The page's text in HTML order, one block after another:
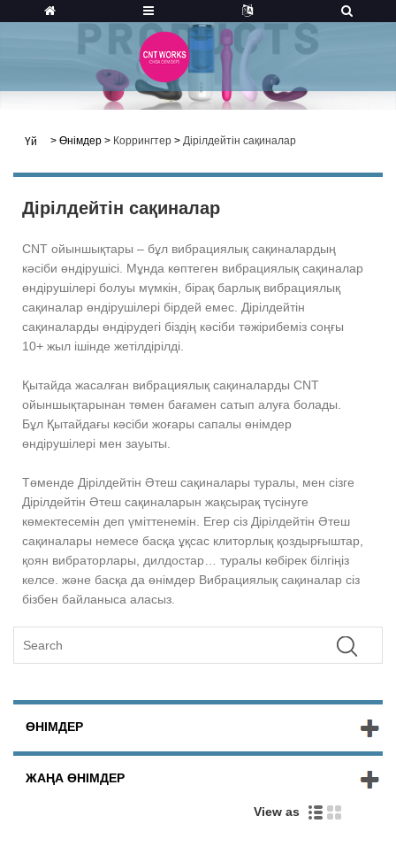
Үй > Өнімдер > Коррингтер > Дірілдейтін сақиналар
Дірілдейтін сақиналар
CNT ойыншықтары – бұл вибрациялық сақиналардың
кәсіби өндірушісі. Мұнда көптеген вибрациялық сақиналар
өндірушілері болуы мүмкін, бірақ барлық вибрациялық
сақиналар өндірушілері бірдей емес. Дірілдейтін
сақиналарды өндірудегі біздің кәсіби тәжірибеміз соңғы
10+ жыл ішінде жетілдірілді.
Қытайда жасалған вибрациялық сақиналарды CNT
ойыншықтарынан төмен бағамен сатып алуға болады.
Бұл Қытайдағы кәсіби жоғары сапалы өнімдер
өндірушілері мен зауыты.
Төменде Дірілдейтін Әтеш сақиналары туралы, мен сізге
Дірілдейтін Әтеш сақиналарын жақсырақ түсінуге
көмектесемін деп үміттенемін. Егер сіз Дірілдейтін Әтеш
сақиналары немесе басқа ұқсас клиторлық қоздырғыштар,
қоян вибраторлары, дилдостар… туралы көбірек білгіңіз
келсе. және басқа да өнімдер Вибрациялық сақиналар сіз
бізбен байланыса аласыз.
ӨНІМДЕР
ЖАҢА ӨНІМДЕР
View as